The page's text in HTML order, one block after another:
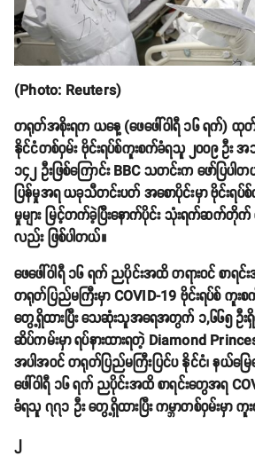
(Photo: Reuters)
တရုတ်အစိုးရက ယနေ့ (ဖေဖေါ်ဝါရီ ၁၆ ရက်) ထု
နိုင်ငံတစ်ဝှမ်း ဗိုင်းရပ်စ်ကူးစက်ခံရသူ ၂၀၀၉ ဦး
၁၄၂ ဦးဖြစ်ကြောင်း BBC သတင်းက ဖော်ပြ
ပြန်မှုအရ ယခုသီတင်းပတ် အစောပိုင်းမှာ ဗိုင်း
မှုများ မြင့်တက်ခဲ့ပြီးနောက်ပိုင်း သုံးရက်ဆက်တို
လည်း ဖြစ်ပါတယ်။
ဖေဖေါ်ဝါရီ ၁၆ ရက် ညပိုင်းအထိ တရားဝင် စာ
တရုတ်ပြည်မကြီးမှာ COVID-19 ဗိုင်းရပ်စ် ကူး
တွေ့ရှိထားပြီး သေဆုံးသူအရေအတွက် ၁,၆၆၅ ဦးရှိ
ဆိပ်ကမ်းမှာ ရပ်နားထားရတဲ့ Diamond
အပါအဝင် တရုတ်ပြည်မကြီးပြင်ပ နိုင်ငံ၊ နယ်မြ
ဖေါ်ဝါရီ ၁၆ ရက် ညပိုင်းအထိ စာရင်းတွေအရ
ခံရသူ ၇၇၁ ဦး တွေ့ရှိထားပြီး ကမ္ဘာတစ်ဝှမ်းမှာ ကူ
၂